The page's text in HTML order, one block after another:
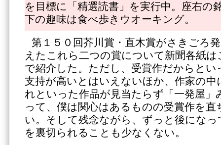
を目標に「精選読書」を実行中。座右の
下の趣味は食べ歩きウオーキング。
第１５０回芥川賞・直木賞がさきごろ
えたこれら二つの賞について新聞各紙
で紹介した。ただし、受賞作だからと
支持が高いとはいえないほか、作家の中
れといった作品が見当たらず「一発屋
って、僕は関心はあるものの受賞作を
い。そして残念ながら、ずっと後にな
を裏切られることも少なくない。